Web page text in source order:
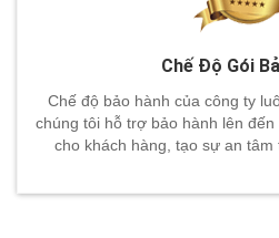
Chế Độ Gói
Chế độ bảo hành của công ty
chúng tôi hỗ trợ bảo hành lên
cho khách hàng, tạo sự an tâm